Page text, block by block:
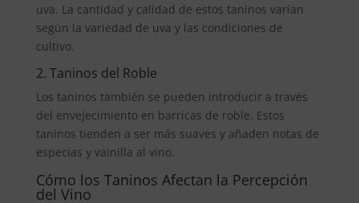
uva. La cantidad y calidad de estos taninos varían
según la variedad de uva y las condiciones de
cultivo.
2. Taninos del Roble
Los taninos también se pueden introducir a través
del envejecimiento en barricas de roble. Estos
taninos tienden a ser más suaves y añaden notas de
especias y vainilla al vino.
Cómo los Taninos Afectan la Percepción
del Vino